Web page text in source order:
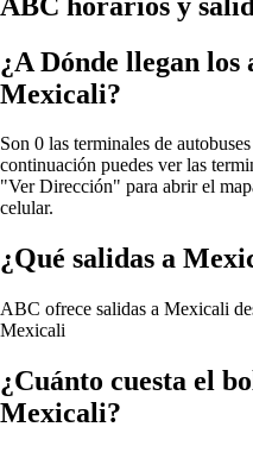
¿A Dónde llegan los
Mexicali?
Son 0 las terminales de
continuación puedes ver las
"Ver Dirección" para abrir el
celular.
¿Qué salidas a
ABC ofrece salidas a Mexicali
Mexicali
¿Cuánto cuesta el
Mexicali?